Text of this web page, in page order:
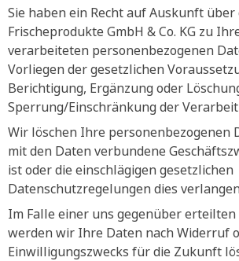
Sie haben ein Recht auf Auskunft über
Frischeprodukte GmbH & Co. KG zu
verarbeiteten personenbezogenen
Vorliegen der gesetzlichen
Berichtigung, Ergänzung oder
Sperrung/Einschränkung der
Wir löschen Ihre personenbezogenen
mit den Daten verbundene
ist oder die einschlägigen gesetzlichen
Datenschutzregelungen dies
Im Falle einer uns gegenüber
werden wir Ihre Daten nach Widerruf
Einwilligungszwecks für die Zukunft